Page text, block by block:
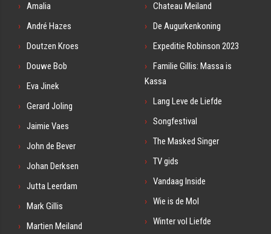
Amalia
André Hazes
Doutzen Kroes
Douwe Bob
Eva Jinek
Gerard Joling
Jaimie Vaes
John de Bever
Johan Derksen
Jutta Leerdam
Mark Gillis
Martien Meiland
Chateau Meiland
De Augurkenkoning
Expeditie Robinson 2023
Familie Gillis: Massa is
Kassa
Lang Leve de Liefde
Songfestival
The Masked Singer
TV gids
Vandaag Inside
Wie is de Mol
Winter vol Liefde